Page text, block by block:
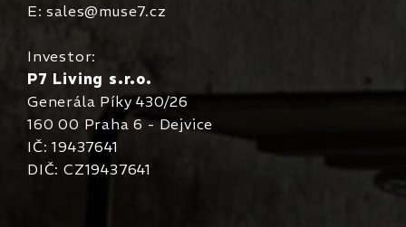
E:sales@muse7.cz
Investor:
P7 Living s.r.o.
Generála Píky 430/26
160 00 Praha 6 - Dejvice
IČ: 19437641
DIČ: CZ19437641